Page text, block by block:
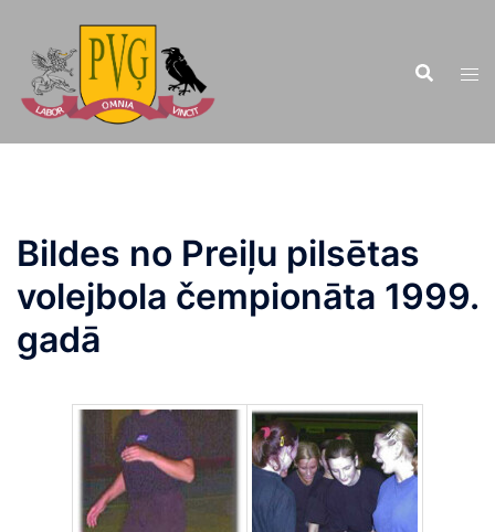
saturu
Bildes no Preiļu pilsētas
volejbola čempionāta 1999.
gadā